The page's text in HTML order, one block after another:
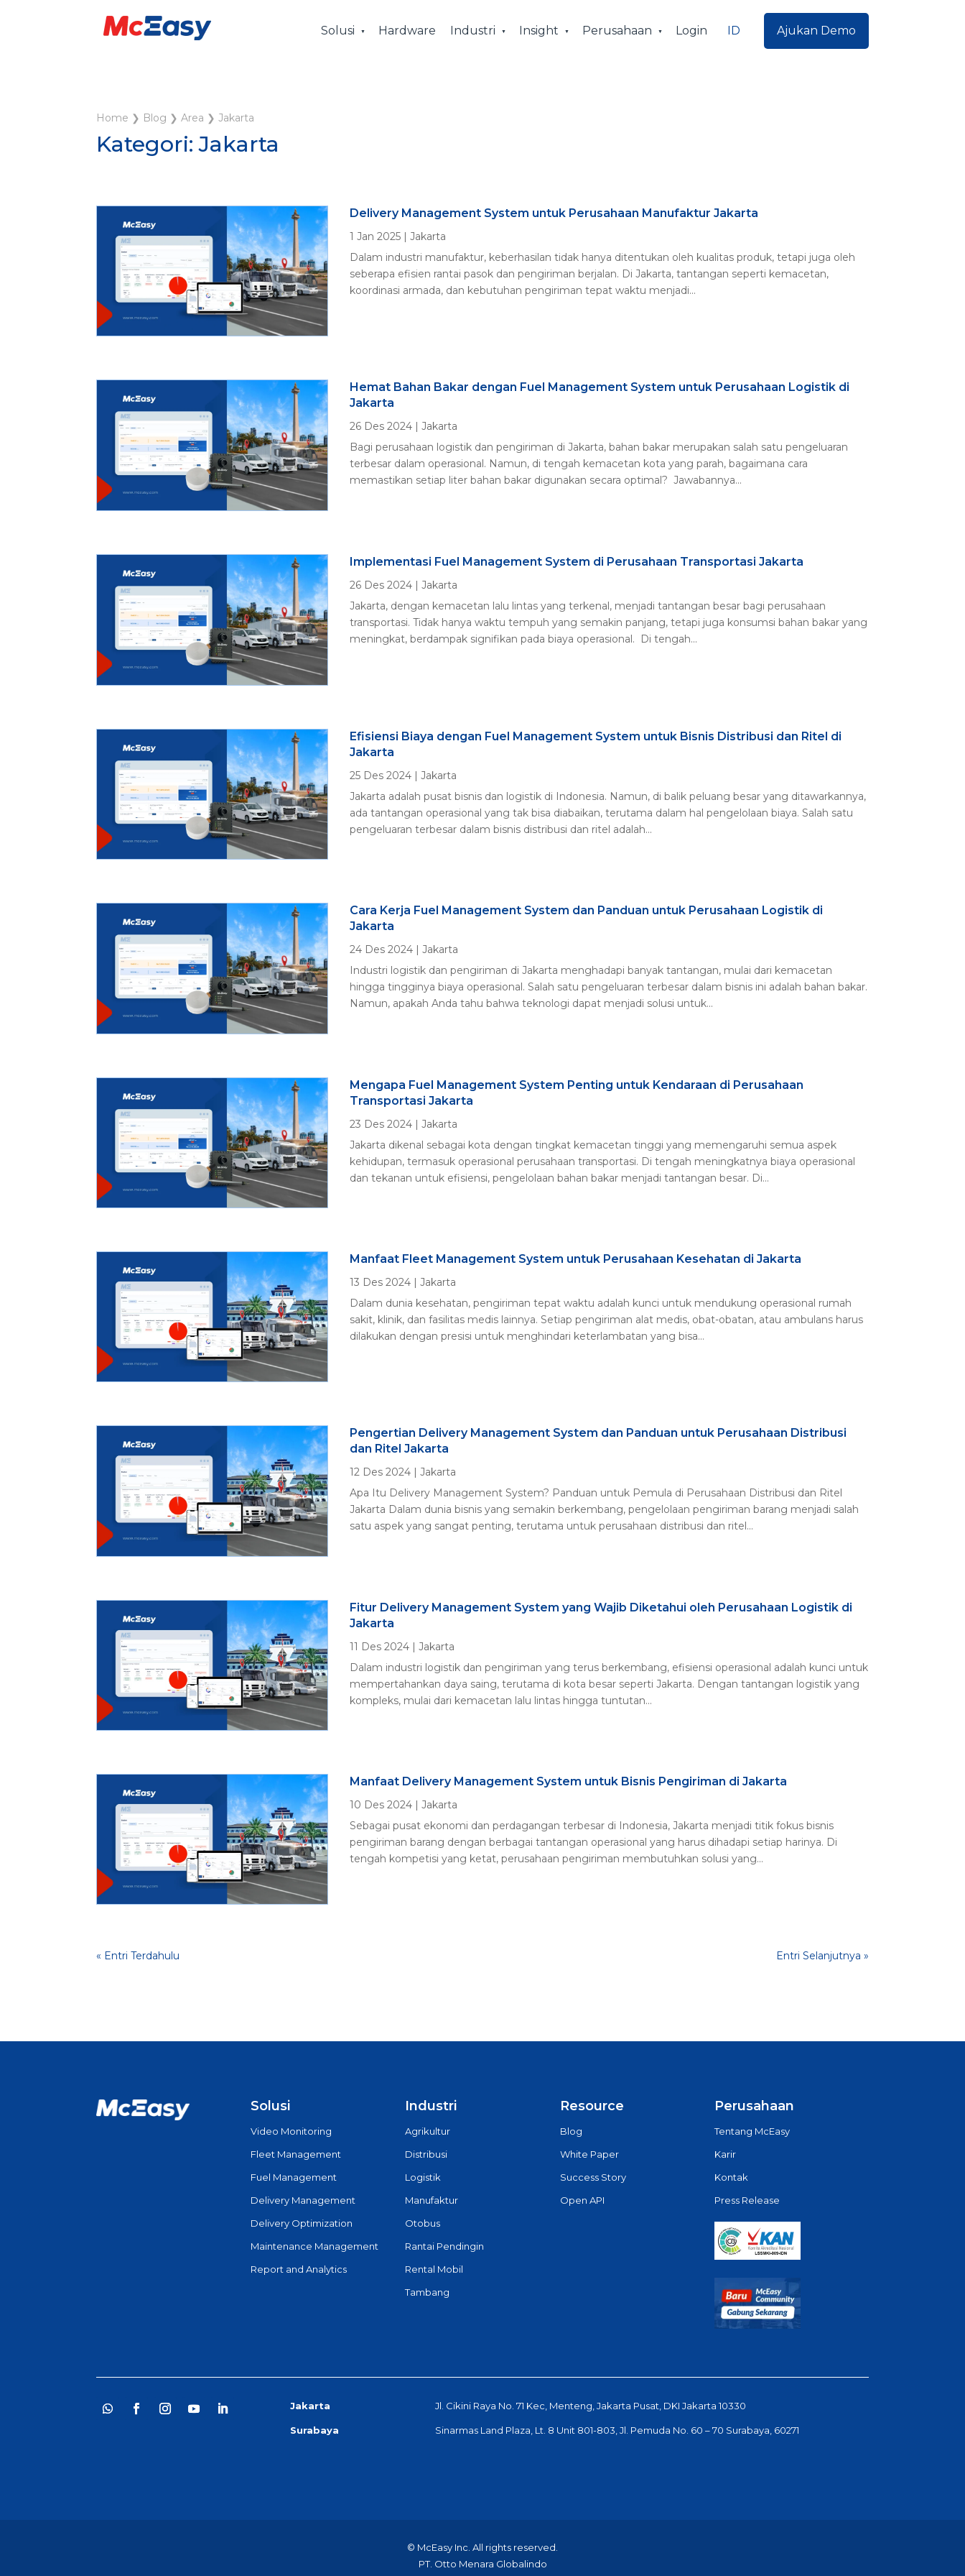
Solusi Hardware Industri Insight Perusahaan Login ID Ajukan Demo
Home ❯ Blog ❯Area ❯Jakarta
Kategori: Jakarta
Delivery Management System untuk Perusahaan Manufaktur Jakarta
1 Jan 2025| Jakarta
Dalam industri manufaktur, keberhasilan tidak hanya ditentukan oleh kualitas produk, tetapi juga oleh
seberapa efisien rantai pasok dan pengiriman berjalan. Di Jakarta, tantangan seperti kemacetan,
koordinasi armada, dan kebutuhan pengiriman tepat waktu menjadi...
Hemat Bahan Bakar dengan Fuel Management System untuk Perusahaan Logistik di
Jakarta
26 Des 2024| Jakarta
Bagi perusahaan logistik dan pengiriman di Jakarta, bahan bakar merupakan salah satu pengeluaran
terbesar dalam operasional. Namun, di tengah kemacetan kota yang parah, bagaimana cara
memastikan setiap liter bahan bakar digunakan secara optimal? Jawabannya...
Implementasi Fuel Management System di Perusahaan Transportasi Jakarta
26 Des 2024| Jakarta
Jakarta, dengan kemacetan lalu lintas yang terkenal, menjadi tantangan besar bagi perusahaan
transportasi. Tidak hanya waktu tempuh yang semakin panjang, tetapi juga konsumsi bahan bakar yang
meningkat, berdampak signifikan pada biaya operasional. Di tengah...
Efisiensi Biaya dengan Fuel Management System untuk Bisnis Distribusi dan Ritel di
Jakarta
25 Des 2024| Jakarta
Jakarta adalah pusat bisnis dan logistik di Indonesia. Namun, di balik peluang besar yang ditawarkannya,
ada tantangan operasional yang tak bisa diabaikan, terutama dalam hal pengelolaan biaya. Salah satu
pengeluaran terbesar dalam bisnis distribusi dan ritel adalah...
Cara Kerja Fuel Management System dan Panduan untuk Perusahaan Logistik di
Jakarta
24 Des 2024| Jakarta
Industri logistik dan pengiriman di Jakarta menghadapi banyak tantangan, mulai dari kemacetan
hingga tingginya biaya operasional. Salah satu pengeluaran terbesar dalam bisnis ini adalah bahan bakar.
Namun, apakah Anda tahu bahwa teknologi dapat menjadi solusi untuk...
Mengapa Fuel Management System Penting untuk Kendaraan di Perusahaan
Transportasi Jakarta
23 Des 2024| Jakarta
Jakarta dikenal sebagai kota dengan tingkat kemacetan tinggi yang memengaruhi semua aspek
kehidupan, termasuk operasional perusahaan transportasi. Di tengah meningkatnya biaya operasional
dan tekanan untuk efisiensi, pengelolaan bahan bakar menjadi tantangan besar. Di...
Manfaat Fleet Management System untuk Perusahaan Kesehatan di Jakarta
13 Des 2024| Jakarta
Dalam dunia kesehatan, pengiriman tepat waktu adalah kunci untuk mendukung operasional rumah
sakit, klinik, dan fasilitas medis lainnya. Setiap pengiriman alat medis, obat-obatan, atau ambulans harus
dilakukan dengan presisi untuk menghindari keterlambatan yang bisa...
Pengertian Delivery Management System dan Panduan untuk Perusahaan Distribusi
dan Ritel Jakarta
12 Des 2024| Jakarta
Apa Itu Delivery Management System? Panduan untuk Pemula di Perusahaan Distribusi dan Ritel
Jakarta Dalam dunia bisnis yang semakin berkembang, pengelolaan pengiriman barang menjadi salah
satu aspek yang sangat penting, terutama untuk perusahaan distribusi dan ritel...
Fitur Delivery Management System yang Wajib Diketahui oleh Perusahaan Logistik di
Jakarta
11 Des 2024| Jakarta
Dalam industri logistik dan pengiriman yang terus berkembang, efisiensi operasional adalah kunci untuk
mempertahankan daya saing, terutama di kota besar seperti Jakarta. Dengan tantangan logistik yang
kompleks, mulai dari kemacetan lalu lintas hingga tuntutan...
Manfaat Delivery Management System untuk Bisnis Pengiriman di Jakarta
10 Des 2024| Jakarta
Sebagai pusat ekonomi dan perdagangan terbesar di Indonesia, Jakarta menjadi titik fokus bisnis
pengiriman barang dengan berbagai tantangan operasional yang harus dihadapi setiap harinya. Di
tengah kompetisi yang ketat, perusahaan pengiriman membutuhkan solusi yang...
« Entri Terdahulu Entri Selanjutnya »
Solusi
Video Monitoring
Fleet Management
Fuel Management
Delivery Management
Delivery Optimization
Maintenance Management
Report and Analytics
Industri
Agrikultur
Distribusi
Logistik
Manufaktur
Otobus
Rantai Pendingin
Rental Mobil
Tambang
Resource
Blog
White Paper
Success Story
Open API
Perusahaan
Tentang McEasy
Karir
Kontak
Press Release
Jakarta Jl. Cikini Raya No. 71 Kec, Menteng, Jakarta Pusat, DKI Jakarta 10330
Surabaya Sinarmas Land Plaza, Lt. 8 Unit 801-803, Jl. Pemuda No. 60 – 70 Surabaya, 60271
© McEasy Inc. All rights reserved.
PT. Otto Menara Globalindo